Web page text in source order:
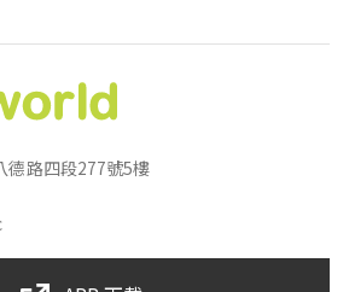
德路四段277號5樓